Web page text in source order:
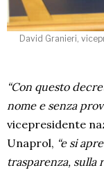
David Granieri,
“Con questo
nome e senza
vicepresidente
Unaprol, “e si
trasparenza, sulla